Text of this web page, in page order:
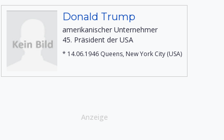
Donald Trump
amerikanischer Unternehmer
45. Präsident der USA
* 14.06.1946 Queens, New York City (USA)
Anzeige